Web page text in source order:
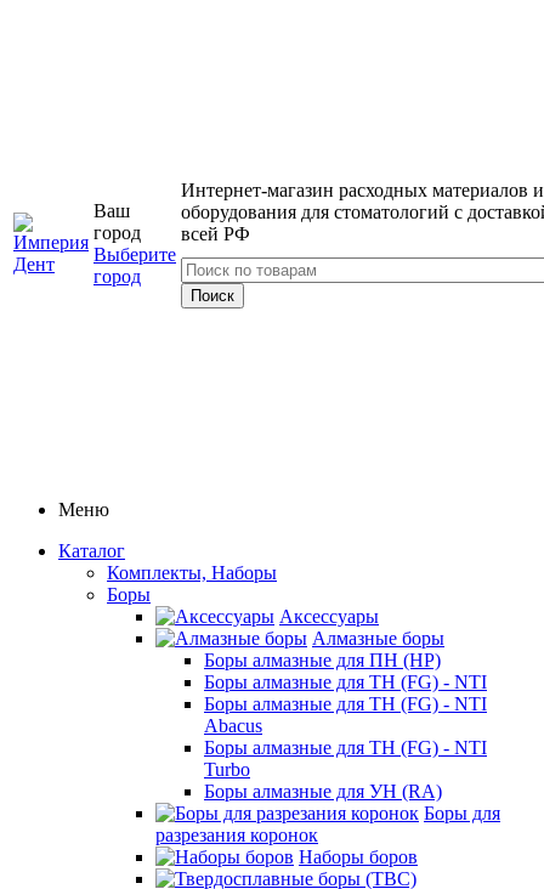
Ваш
город
Выберите
город
Интернет-магазин расходных материалов и
оборудования для стоматологий с
всей РФ
Меню
Каталог
Комплекты, Наборы
Боры
Аксессуары
Алмазные боры
Боры алмазные для ПН (HP)
Боры алмазные для ТН (FG) - NTI
Боры алмазные для ТН (FG) - NTI
Abacus
Боры алмазные для ТН (FG) - NTI
Turbo
Боры алмазные для УН (RA)
Боры для
разрезания коронок
Наборы боров